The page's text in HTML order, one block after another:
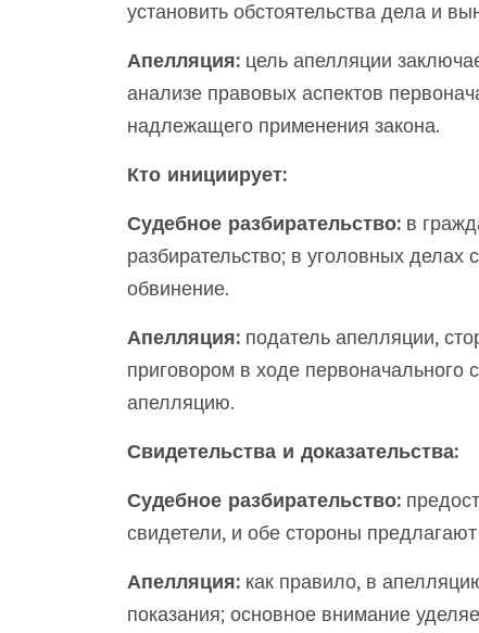
установить обстоятельства дела и
Апелляция:цель апелляции
анализе правовых аспектов
надлежащего применения закона.
Кто инициирует:
Судебное разбирательство:в
разбирательство; в уголовных делах
обвинение.
Апелляция:податель апелляции,
приговором в ходе первоначального
апелляцию.
Свидетельства и доказательства:
Судебное разбирательство:
свидетели, и обе стороны
Апелляция:как правило, в
показания; основное внимание